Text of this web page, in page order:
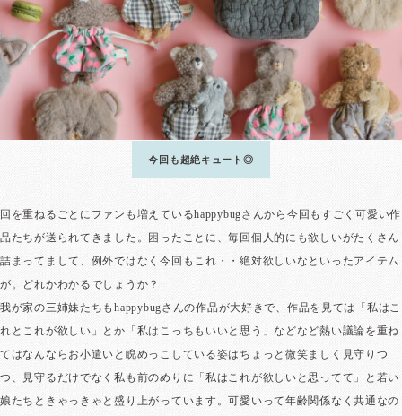
今回も超絶キュート◎
回を重ねるごとにファンも増えているhappybugさんから今回もすごく可愛い作
品たちが送られてきました。困ったことに、毎回個人的にも欲しいがたくさん
詰まってまして、例外ではなく今回もこれ・・絶対欲しいなといったアイテム
が。どれかわかるでしょうか？
我が家の三姉妹たちもhappybugさんの作品が大好きで、作品を見ては「私はこ
れとこれが欲しい」とか「私はこっちもいいと思う」などなど熱い議論を重ね
てはなんならお小遣いと睨めっこしている姿はちょっと微笑ましく見守りつ
つ、見守るだけでなく私も前のめりに「私はこれが欲しいと思ってて」と若い
娘たちときゃっきゃと盛り上がっています。可愛いって年齢関係なく共通なの